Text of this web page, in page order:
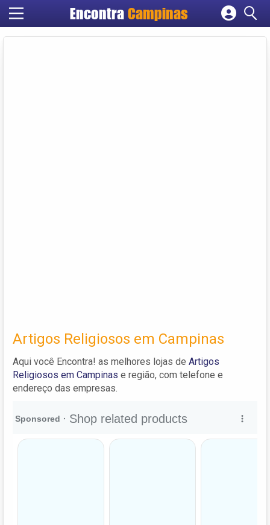
Encontra Campinas
Cadastrar empresa
Artigos Religiosos em Campinas
Aqui você Encontra! as melhores lojas de Artigos
Religiosos em Campinas e região, com telefone e
endereço das empresas.